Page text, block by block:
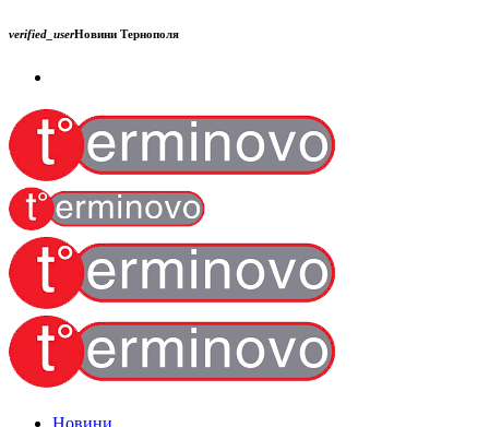
verified_userНовини Тернополя
Новини